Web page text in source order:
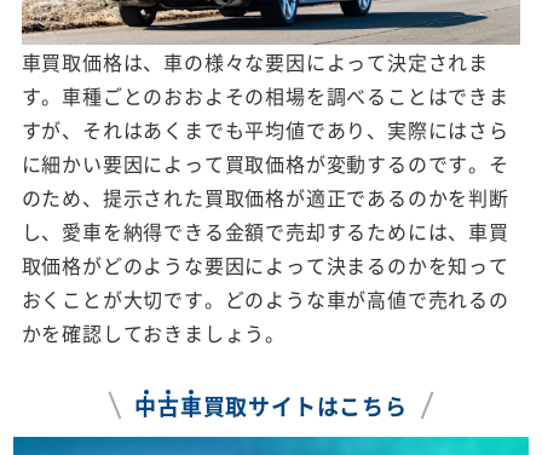
車買取価格は、車の様々な要因によって決定されま
す。車種ごとのおおよその相場を調べることはできま
すが、それはあくまでも平均値であり、実際にはさら
に細かい要因によって買取価格が変動するのです。そ
のため、提示された買取価格が適正であるのかを判断
し、愛車を納得できる金額で売却するためには、車買
取価格がどのような要因によって決まるのかを知って
おくことが大切です。どのような車が高値で売れるの
かを確認しておきましょう。
中古車買取サイトはこちら